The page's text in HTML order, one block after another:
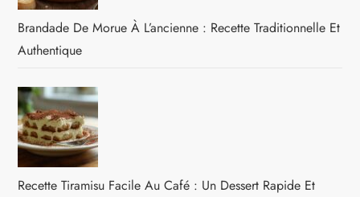
Brandade De Morue À L’ancienne : Recette Traditionnelle Et
Authentique
Recette Tiramisu Facile Au Café : Un Dessert Rapide Et